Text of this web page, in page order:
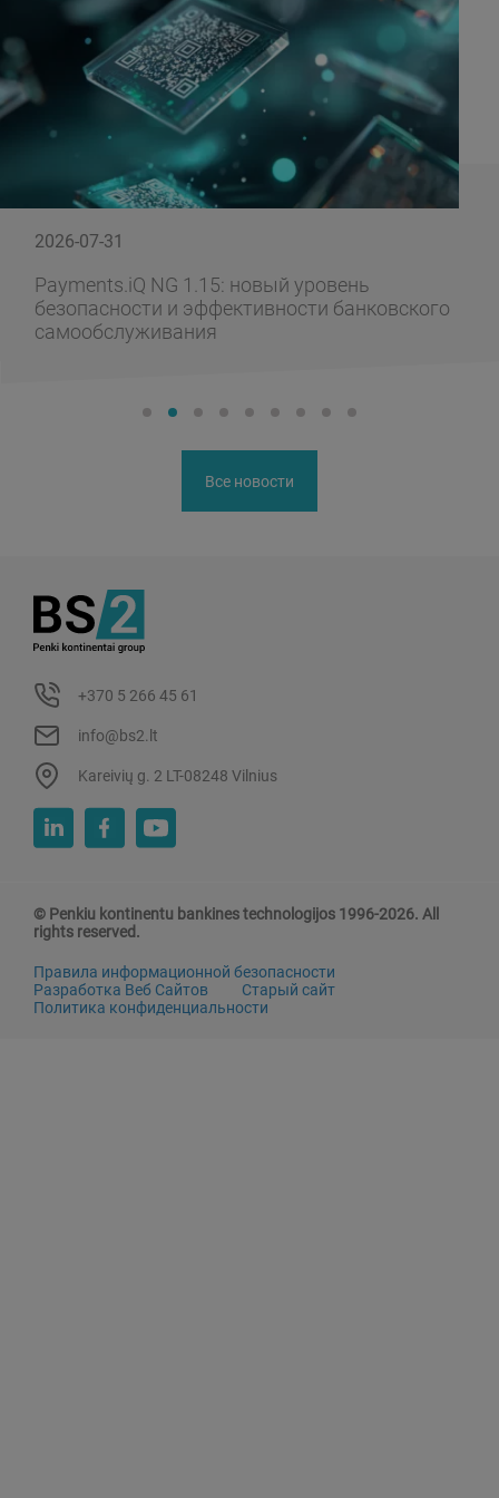
2026-07-31
Payments.iQ NG 1.15: новый уровень
безопасности и эффективности банковского
самообслуживания
Все новости
+370 5 266 45 61
info@bs2.lt
Kareivių g. 2 LT-08248 Vilnius
© Penkiu kontinentu bankines technologijos 1996-2026. All
rights reserved.
Правила информационной безопасности
Разработка Веб Сайтов
Старый сайт
Политика конфиденциальности